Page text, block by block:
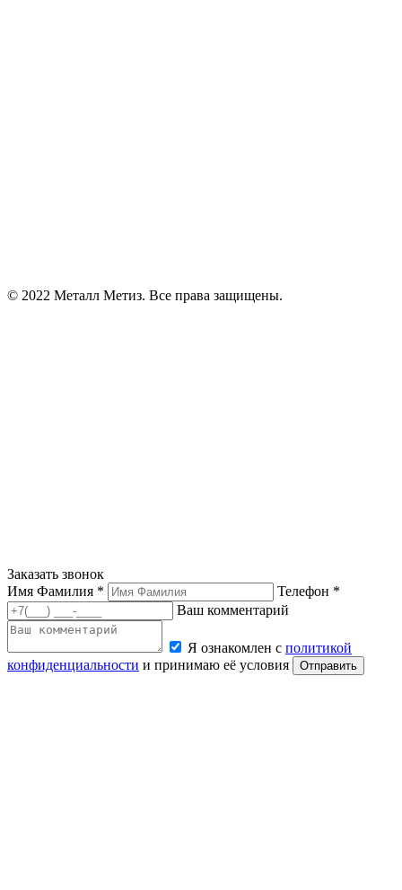
© 2022 Металл Метиз. Все права защищены.
Заказать звонок
Имя Фамилия *
Телефон *
Ваш комментарий
Я ознакомлен с политикой
конфиденциальности и принимаю её условия Отправить